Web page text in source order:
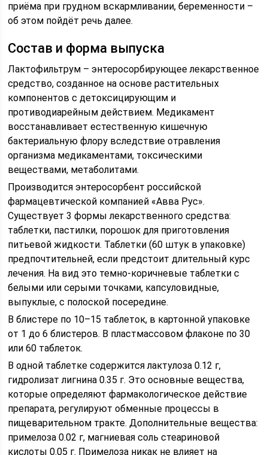
приёма при грудном вскармливании, беременности –
об этом пойдёт речь далее.
Состав и форма выпуска
Лактофильтрум – энтеросорбирующее лекарственное
средство, созданное на основе растительных
компонентов с детоксицирующим и
противодиарейным действием. Медикамент
восстанавливает естественную кишечную
бактериальную флору вследствие отравления
организма медикаментами, токсическими
веществами, метаболитами.
Производится энтеросорбент российской
фармацевтической компанией «Авва Рус».
Существует 3 формы лекарственного средства:
таблетки, пастилки, порошок для приготовления
питьевой жидкости. Таблетки (60 штук в упаковке)
предпочтительней, если предстоит длительный курс
лечения. На вид это темно-коричневые таблетки с
белыми или серыми точками, капсуловидные,
выпуклые, с полоской посередине.
В блистере по 10–15 таблеток, в картонной упаковке
от 1 до 6 блистеров. В пластмассовом флаконе по 30
или 60 таблеток.
В одной таблетке содержится лактулоза 0.12 г,
гидролизат лигнина 0.35 г. Это основные вещества,
которые определяют фармакологическое действие
препарата, регулируют обменные процессы в
пищеварительном тракте. Дополнительные вещества:
примелоза 0.02 г, магниевая соль стеариновой
кислоты 0.05 г. Примелоза никак не влияет на